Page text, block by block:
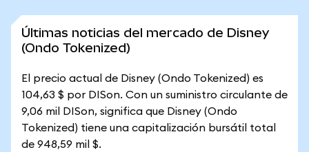
Últimas noticias del mercado de Disney
(Ondo Tokenized)
El precio actual de Disney (Ondo Tokenized) es
104,63 $ por DISon. Con un suministro circulante de
9,06 mil DISon, significa que Disney (Ondo
Tokenized) tiene una capitalización bursátil total
de 948,59 mil $.